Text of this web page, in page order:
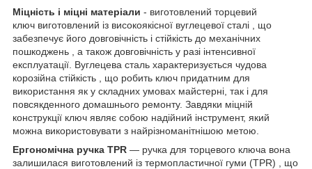
Міцність і міцні матеріали - виготовлений торцевий
ключ виготовлений із високоякісної вуглецевої сталі , що
забезпечує його довговічність і стійкість до механічних
пошкоджень , а також довговічність у разі інтенсивної
експлуатації. Вуглецева сталь характеризується чудова
корозійна стійкість , що робить ключ придатним для
використання як у складних умовах майстерні, так і для
повсякденного домашнього ремонту. Завдяки міцній
конструкції ключ являє собою надійний інструмент, який
можна використовувати з найрізноманітнішою метою.
Ергономічна ручка TPR — ручка для торцевого ключа вона
залишилася виготовлений із термопластичної гуми (TPR) , що